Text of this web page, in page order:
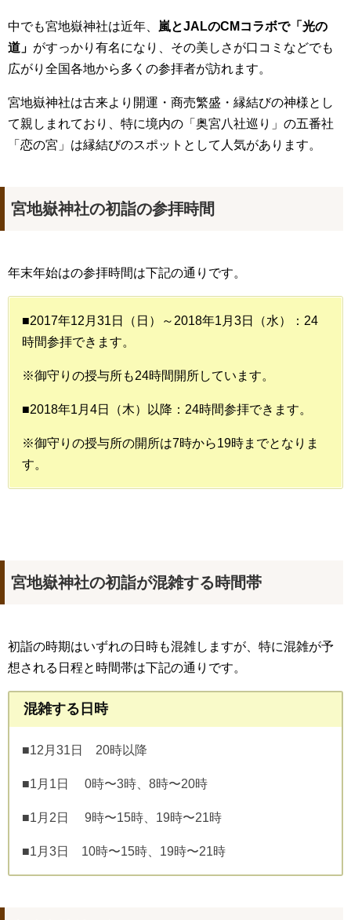
中でも宮地嶽神社は近年、
嵐とJALのCMコラボで「光の
道」 がすっかり有名になり、その美しさが口コミなどでも
広がり全国各地から多くの参拝者が訪れます。
宮地嶽神社は古来より開運・商売繁盛・縁結びの神様とし
て親しまれており、特に境内の「奥宮八社巡り」の五番社
「恋の宮」は縁結びのスポットとして人気があります。
宮地嶽神社の初詣の参拝時間
年末年始はの参拝時間は下記の通りです。
■2017年12月31日（日）～2018年1月3日（水）：24
時間参拝できます。
※御守りの授与所も24時間開所しています。
■2018年1月4日（木）以降：24時間参拝できます。
※御守りの授与所の開所は7時から19時までとなりま
す。
宮地嶽神社の初詣が混雑する時間帯
初詣の時期はいずれの日時も混雑しますが、特に混雑が予
想される日程と時間帯は下記の通りです。
混雑する日時
■12月31日 20時以降
■1月1日 0時〜3時、8時〜20時
■1月2日 9時〜15時、19時〜21時
■1月3日 10時〜15時、19時〜21時